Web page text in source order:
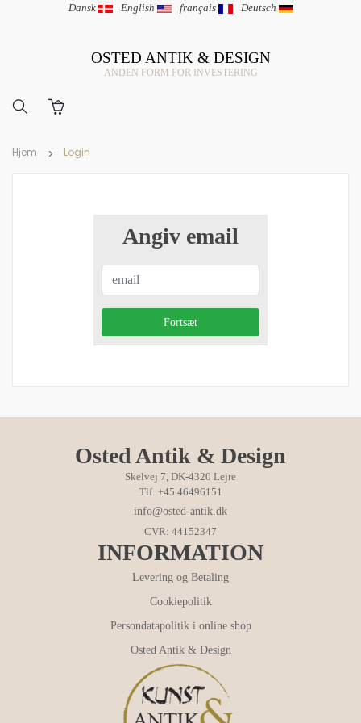
Dansk | English | français | Deutsch
OSTED ANTIK & DESIGN
ANDEN FORM FOR INVESTERING
Hjem Login
Angiv email
Osted Antik & Design
Skelvej 7, DK-4320 Lejre
Tlf: +45 46496151
info@osted-antik.dk
CVR: 44152347
INFORMATION
Levering og Betaling
Cookiepolitik
Persondatapolitik i online shop
Osted Antik & Design